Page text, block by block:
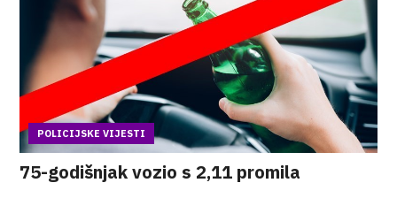
POLICIJSKE VIJESTI
75-godišnjak vozio s 2,11 promila